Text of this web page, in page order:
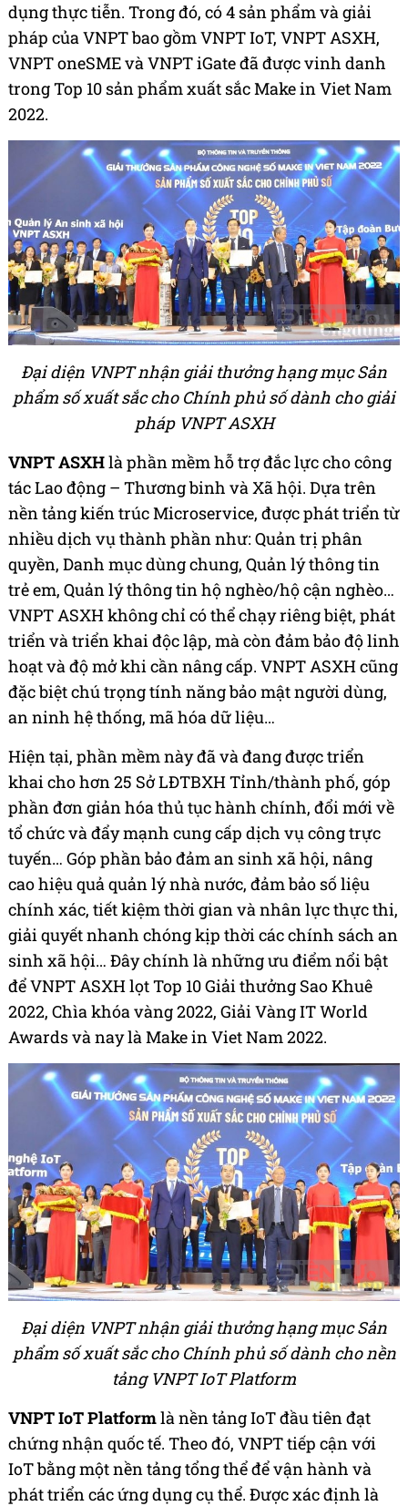
dụng thực tiễn. Trong đó, có 4 sản phẩm và giải
pháp của VNPT bao gồm VNPT IoT, VNPT ASXH,
VNPT oneSME và VNPT iGate đã được vinh danh
trong Top 10 sản phẩm xuất sắc Make in Viet Nam
2022.
Đại diện VNPT nhận giải thưởng hạng mục Sản
phẩm số xuất sắc cho Chính phủ số dành cho giải
pháp VNPT ASXH
VNPT ASXHlà phần mềm hỗ trợ đắc lực cho công
tác Lao động – Thương binh và Xã hội. Dựa trên
nền tảng kiến trúc Microservice, được phát triển từ
nhiều dịch vụ thành phần như: Quản trị phân
quyền, Danh mục dùng chung, Quản lý thông tin
trẻ em, Quản lý thông tin hộ nghèo/hộ cận nghèo…
VNPT ASXH không chỉ có thể chạy riêng biệt, phát
triển và triển khai độc lập, mà còn đảm bảo độ linh
hoạt và độ mở khi cần nâng cấp. VNPT ASXH cũng
đặc biệt chú trọng tính năng bảo mật người dùng,
an ninh hệ thống, mã hóa dữ liệu…
Hiện tại, phần mềm này đã và đang được triển
khai cho hơn 25 Sở LĐTBXH Tỉnh/thành phố, góp
phần đơn giản hóa thủ tục hành chính, đổi mới về
tổ chức và đẩy mạnh cung cấp dịch vụ công trực
tuyến… Góp phần bảo đảm an sinh xã hội, nâng
cao hiệu quả quản lý nhà nước, đảm bảo số liệu
chính xác, tiết kiệm thời gian và nhân lực thực thi,
giải quyết nhanh chóng kịp thời các chính sách an
sinh xã hội… Đây chính là những ưu điểm nổi bật
để VNPT ASXH lọt Top 10 Giải thưởng Sao Khuê
2022, Chìa khóa vàng 2022, Giải Vàng IT World
Awards và nay là Make in Viet Nam 2022.
Đại diện VNPT nhận giải thưởng hạng mục Sản
phẩm số xuất sắc cho Chính phủ số dành cho nền
tảng VNPT IoT Platform
VNPT IoT Platformlà nền tảng IoT đầu tiên đạt
chứng nhận quốc tế. Theo đó, VNPT tiếp cận với
IoT bằng một nền tảng tổng thể để vận hành và
phát triển các ứng dụng cụ thể. Được xác định là